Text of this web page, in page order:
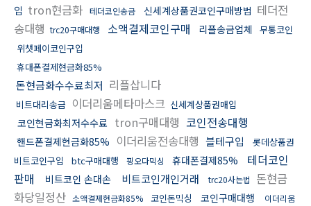
입 tron현금화 테더코인송금 신세계상품권코인구매방법 테더전
송대행 trc20구매대행 소액결제코인구매 리플송금업체 무통코인
위챗페이코인구입
휴대폰결제현금화85%
돈현금화수수료최저 리플삽니다
비트대리송금 이더리움메타마스크 신세계상품권매입
코인현금화최저수수료 tron구매대행 코인전송대행
핸드폰결제현금화85% 이더리움전송대행 블테구입
롯데상품권
비트코인구입
btc구매대행 핑오다믹싱 휴대폰결제85%
테더코인
판매
비트코인 손대손 비트코인개인거래 trc20사는법
돈현금
화당일정산 소액결제현금화85% 코인돈믹싱 코인구매대행
이더리움